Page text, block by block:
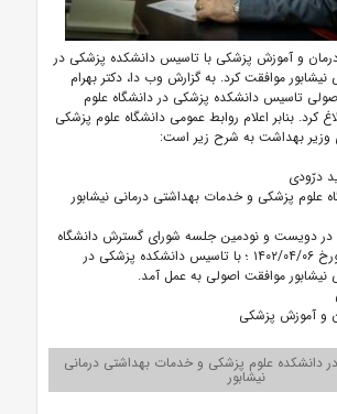
و آموزش پزشکی با تاسیس دانشکده پزشکی در
موافقت کرد. به گزارش وب دا، دکتر بهرام
تاسیس دانشکده پزشکی در دانشگاه علوم
کرد. بنابر اعلام روابط عمومی دانشگاه علوم پزشکی
وزیر بهداشت به شرح زیر است:
درّودی
علوم پزشکی و خدمات بهداشتی درمانی نیشابور
در دویست و نودمین جلسه شورای گسترش دانشگاه
های علوم پزشکی مورخ ۱۴۰۲/۰۴/۰۶ ؛ با تاسیس دانشکده پزشکی در
نیشابور موافقت اصولی به عمل آمد.
و آموزش پزشکی
دانشکده علوم پزشکی و خدمات بهداشتی درمانی
نیشابور